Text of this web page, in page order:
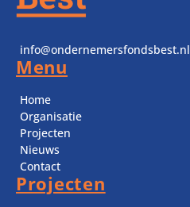
info@ondernemersfondsbest.nl
Menu
Home
Organisatie
Projecten
Nieuws
Contact
Projecten